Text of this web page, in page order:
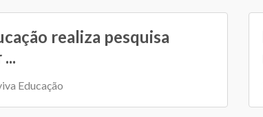
realiza pesquisa
Educação